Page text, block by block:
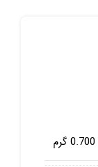
0.700 گرم